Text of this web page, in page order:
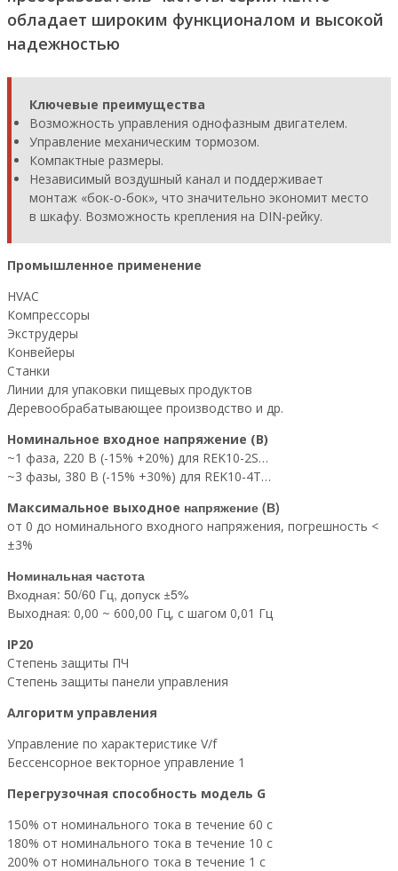
обладает широким функционалом и высокой
надежностью
Ключевые преимущества
Возможность управления однофазным двигателем.
Управление механическим тормозом.
Компактные размеры.
Независимый воздушный канал и поддерживает
монтаж «бок-о-бок», что значительно экономит место
в шкафу. Возможность крепления на DIN-рейку.
Промышленное применение
HVAC
Компрессоры
Экструдеры
Конвейеры
Станки
Линии для упаковки пищевых продуктов
Деревообрабатывающее производство и др.
Номинальное входное напряжение (В)
~1 фаза, 220 В (-15% +20%) для REK10-2S…
~3 фазы, 380 В (-15% +30%) для REK10-4T…
Максимальное выходное напряжение (В)
от 0 до номинального входного напряжения, погрешность <
±3%
Номинальная частота
Входная: 50/60 Гц, допуск ±5%
Выходная: 0,00 ~ 600,00 Гц, с шагом 0,01 Гц
IP20
Степень защиты ПЧ
Степень защиты панели управления
Алгоритм управления
Управление по характеристике V/f
Бессенсорное векторное управление 1
Перегрузочная способность модель G
150% от номинального тока в течение 60 с
180% от номинального тока в течение 10 с
200% от номинального тока в течение 1 с